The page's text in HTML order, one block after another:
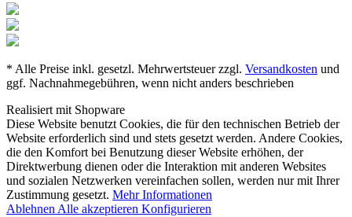
* Alle Preise inkl. gesetzl. Mehrwertsteuer zzgl. Versandkosten und
ggf. Nachnahmegebühren, wenn nicht anders beschrieben
Realisiert mit Shopware
Diese Website benutzt Cookies, die für den technischen Betrieb der
Website erforderlich sind und stets gesetzt werden. Andere Cookies,
die den Komfort bei Benutzung dieser Website erhöhen, der
Direktwerbung dienen oder die Interaktion mit anderen Websites
und sozialen Netzwerken vereinfachen sollen, werden nur mit Ihrer
Zustimmung gesetzt. Mehr Informationen
AblehnenAlle akzeptieren Konfigurieren